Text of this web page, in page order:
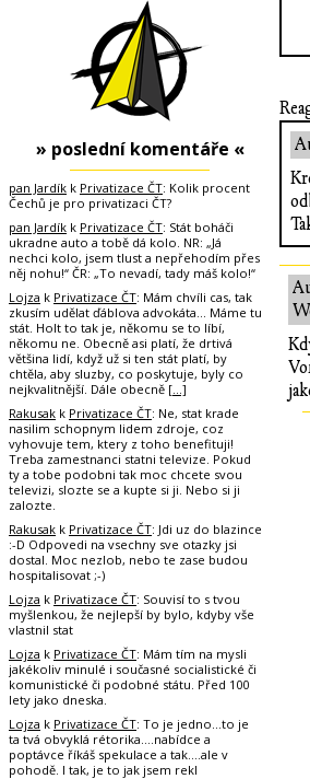
» poslední komentáře «
pan Jardík k Privatizace ČT: Kolik procent
Čechů je pro privatizaci ČT?
pan Jardík k Privatizace ČT: Stát boháči
ukradne auto a tobě dá kolo. NR: „Já
nechci kolo, jsem tlust a nepřehodím přes
něj nohu!“ ČR: „To nevadí, tady máš kolo!“
Lojza k Privatizace ČT: Mám chvíli cas, tak
zkusím udělat ďáblova advokáta... Máme tu
stát. Holt to tak je, někomu se to líbí,
někomu ne. Obecně asi platí, že drtivá
většina lidí, když už si ten stát platí, by
chtěla, aby sluzby, co poskytuje, byly co
nejkvalitnější. Dále obecně […]
Rakusak k Privatizace ČT: Ne, stat krade
nasilim schopnym lidem zdroje, coz
vyhovuje tem, ktery z toho benefituji!
Treba zamestnanci statni televize. Pokud
ty a tobe podobni tak moc chcete svou
televizi, slozte se a kupte si ji. Nebo si ji
zalozte.
Rakusak k Privatizace ČT: Jdi uz do blazince
:-D Odpovedi na vsechny sve otazky jsi
dostal. Moc nezlob, nebo te zase budou
hospitalisovat ;-)
Lojza k Privatizace ČT: Souvisí to s tvou
myšlenkou, že nejlepší by bylo, kdyby vše
vlastnil stat
Lojza k Privatizace ČT: Mám tím na mysli
jakékoliv minulé i současné socialistické či
komunistické či podobné státu. Před 100
lety jako dneska.
Lojza k Privatizace ČT: To je jedno...to je
ta tvá obvyklá rétorika....nabídce a
poptávce říkáš spekulace a tak....ale v
pohodě. I tak, je to jak jsem rekl